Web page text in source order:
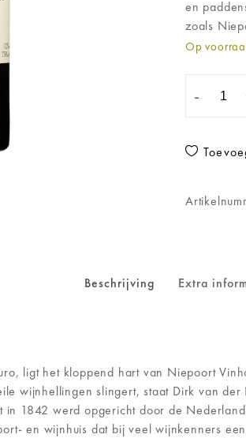
en
zoals
Op
-
Beschrijving Extra
ligt het kloppend hart van Niepoort
wijnhellingen slingert, staat Dirk van
1842 werd opgericht door de
en wijnhuis dat bij veel wijnkenners